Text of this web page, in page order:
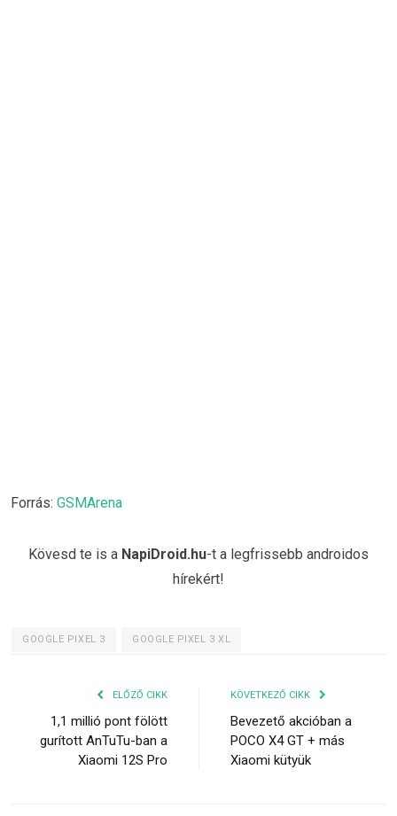
Forrás: GSMArena
Kövesd te is a NapiDroid.hu-t a legfrissebb androidos
hírekért!
GOOGLE PIXEL 3 GOOGLE PIXEL 3 XL
ELŐZŐ CIKK
1,1 millió pont fölött
gurított AnTuTu-ban a
Xiaomi 12S Pro
KÖVETKEZŐ CIKK
Bevezető akcióban a
POCO X4 GT + más
Xiaomi kütyük